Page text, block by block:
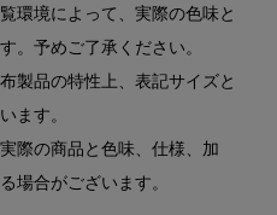
環境によって、実際の色味と
。予めご了承ください。
製品の特性上、表記サイズと
ます。
際の商品と色味、仕様、加
場合がございます。